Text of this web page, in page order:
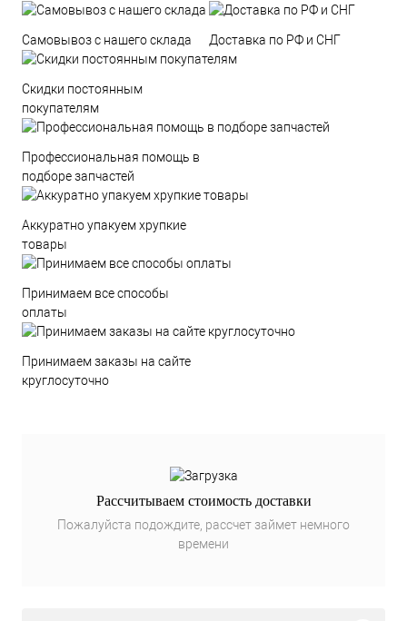
Самовывоз с нашего склада Доставка по РФ и СНГ
Скидки постоянным
покупателям
Профессиональная помощь в
подборе запчастей
Аккуратно упакуем хрупкие
товары
Принимаем все способы
оплаты
Принимаем заказы на сайте
круглосуточно
Рассчитываем стоимость доставки
Пожалуйста подождите, рассчет займет немного
времени